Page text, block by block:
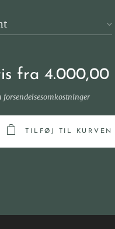
fra4.000,00
forsendelsesomkostninger
TILFØJ TIL KURVEN